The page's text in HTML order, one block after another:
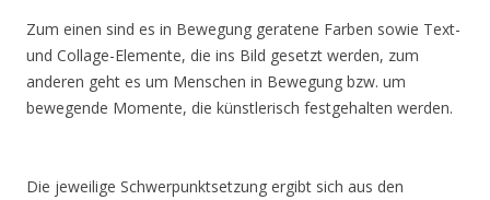
Zum einen sind es in Bewegung geratene Farben sowie Text-
und Collage-Elemente, die ins Bild gesetzt werden, zum
anderen geht es um Menschen in Bewegung bzw. um
bewegende Momente, die künstlerisch festgehalten werden.
Die jeweilige Schwerpunktsetzung ergibt sich aus den